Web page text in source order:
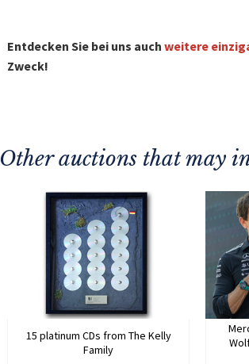
Entdecken Sie bei uns auch weitere
Zweck!
Other auctions that may
15 platinum CDs from The Kelly
Family